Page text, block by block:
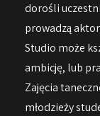
dorośli
prowadzą
Studio może
ambicję, lub
Zajęcia
młodzieży